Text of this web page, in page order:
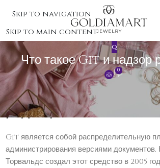
Skip to navigation
Skip to main content
Q
Что такое Git и надзор
0
Что такое Git и
редакций
Git является собой распределительную
администрирования версиями документов.
Торвальдс создал этот средство в 2005